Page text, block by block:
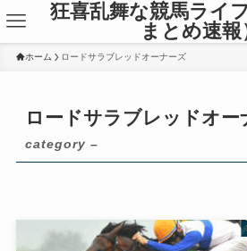
狂喜乱舞な競馬ライ
まとめ速報
ホーム ロードサラブレッドオーナーズ
ロードサラブレッドオー
category –